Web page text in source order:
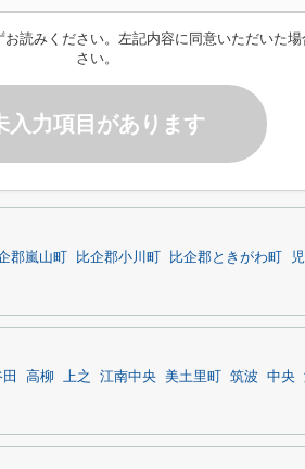
お読みください。左記内容に同意いただいた
さい。
入力項目があります
郡嵐山町 比企郡小川町 比企郡ときがわ町
高柳 上之 江南中央 美土里町 筑波 中央